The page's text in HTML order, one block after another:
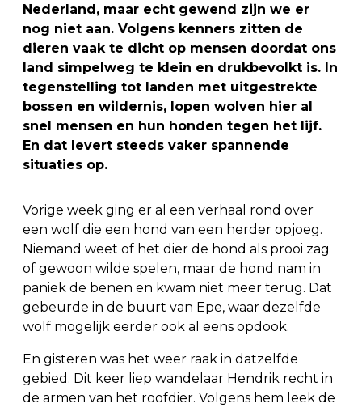
Nederland, maar echt gewend zijn we er
nog niet aan. Volgens kenners zitten de
dieren vaak te dicht op mensen doordat ons
land simpelweg te klein en drukbevolkt is. In
tegenstelling tot landen met uitgestrekte
bossen en wildernis, lopen wolven hier al
snel mensen en hun honden tegen het lijf.
En dat levert steeds vaker spannende
situaties op.
Vorige week ging er al een verhaal rond over
een wolf die een hond van een herder opjoeg.
Niemand weet of het dier de hond als prooi zag
of gewoon wilde spelen, maar de hond nam in
paniek de benen en kwam niet meer terug. Dat
gebeurde in de buurt van Epe, waar dezelfde
wolf mogelijk eerder ook al eens opdook.
En gisteren was het weer raak in datzelfde
gebied. Dit keer liep wandelaar Hendrik recht in
de armen van het roofdier. Volgens hem leek de